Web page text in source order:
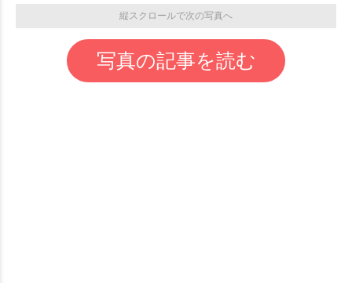
縦スクロールで次の写真へ
写真の記事を読む